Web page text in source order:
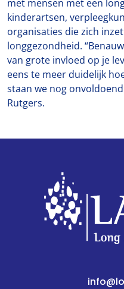
met mensen met een
kinderartsen,
organisaties die zich
longgezondheid.
van grote invloed op je
eens te meer duidelijk
staan we nog
Rutgers.